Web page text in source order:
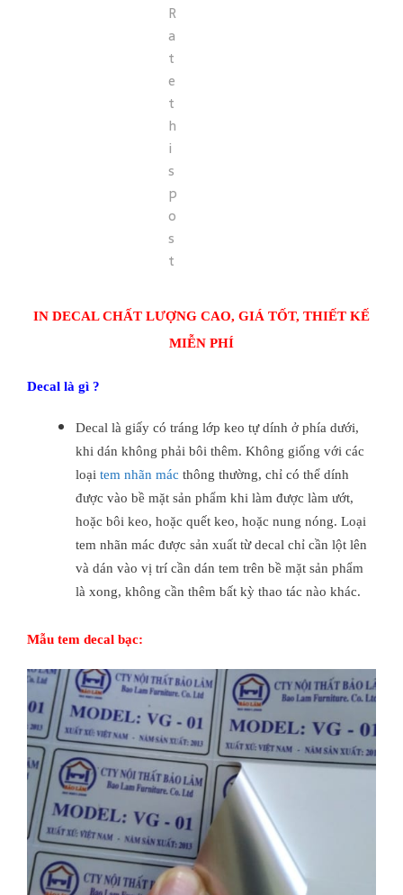
R
a
t
e
t
h
i
s
p
o
s
t
IN DECAL CHẤT LƯỢNG CAO, GIÁ TỐT, THIẾT KẾ
MIỄN PHÍ
Decal là gì ?
Decal là giấy có tráng lớp keo tự dính ở phía dưới,
khi dán không phải bôi thêm. Không giống với các
loại tem nhãn mác thông thường, chỉ có thể dính
được vào bề mặt sản phẩm khi làm được làm ướt,
hoặc bôi keo, hoặc quết keo, hoặc nung nóng. Loại
tem nhãn mác được sản xuất từ decal chỉ cần lột lên
và dán vào vị trí cần dán tem trên bề mặt sản phẩm
là xong, không cần thêm bất kỳ thao tác nào khác.
Mẫu tem decal bạc: